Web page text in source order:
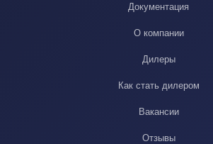
Документация
О компании
Дилеры
Как стать дилером
Вакансии
Отзывы